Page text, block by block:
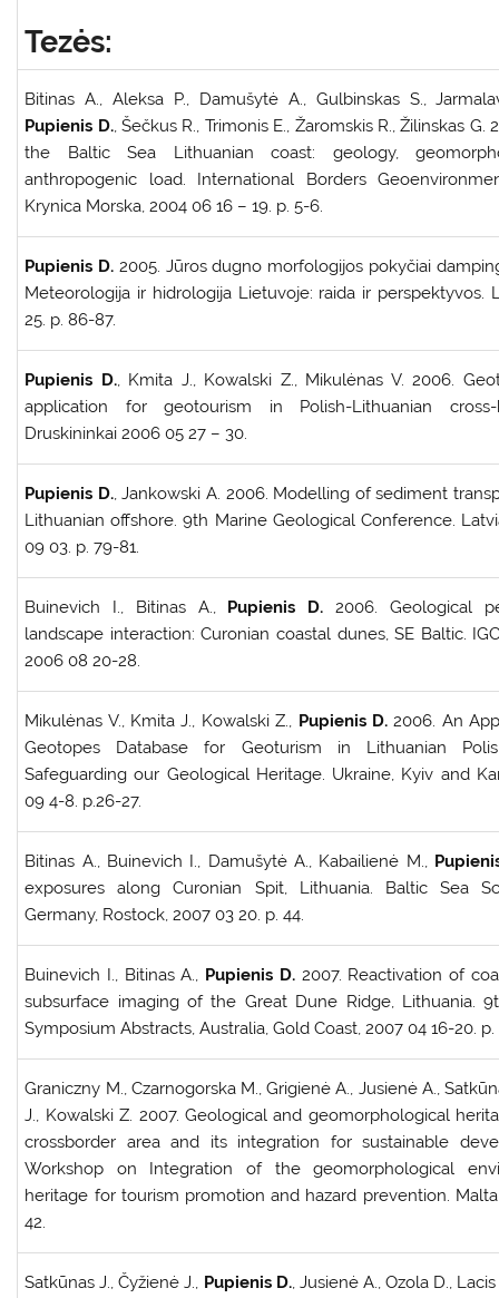
Tezės:
Bitinas A., Aleksa P., Damušytė A., Gulbinskas S.,
Pupienis D., Šečkus R., Trimonis E., Žaromskis R., Žilinskas
the Baltic Sea Lithuanian coast: geology,
anthropogenic load. International Borders
Krynica Morska, 2004 06 16 – 19. p. 5-6.
Pupienis D. 2005. Jūros dugno morfologijos pokyčiai
Meteorologija ir hidrologija Lietuvoje: raida ir perspektyvos.
25. p. 86-87.
Pupienis D., Kmita J., Kowalski Z., Mikulėnas V. 2006.
application for geotourism in Polish-Lithuanian
Druskininkai 2006 05 27 – 30.
Pupienis D., Jankowski A. 2006. Modelling of sediment
Lithuanian offshore. 9th Marine Geological Conference.
09 03. p. 79-81.
Buinevich I., Bitinas A.,Pupienis D. 2006. Geological
landscape interaction: Curonian coastal dunes, SE Baltic.
2006 08 20-28.
Mikulėnas V., Kmita J., Kowalski Z., Pupienis D. 2006. An
Geotopes Database for Geoturism in Lithuanian
Safeguarding our Geological Heritage. Ukraine, Kyiv and
09 4-8. p.26-27.
Bitinas A., Buinevich I., Damušytė A., Kabailienė M.,
exposures along Curonian Spit, Lithuania. Baltic Sea
Germany, Rostock, 2007 03 20. p. 44.
Buinevich I., Bitinas A., Pupienis D.2007. Reactivation of
subsurface imaging of the Great Dune Ridge, Lithuania.
Symposium Abstracts, Australia, Gold Coast, 2007 04 16-20. p.
Graniczny M., Czarnogorska M., Grigienė A., Jusienė A.,
J., Kowalski Z. 2007. Geological and geomorphological
crossborder area and its integration for sustainable
Workshop on Integration of the geomorphological
heritage for tourism promotion and hazard prevention.
42.
Satkūnas J., Čyžienė J., Pupienis D., Jusienė A., Ozola D.,